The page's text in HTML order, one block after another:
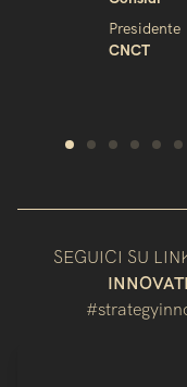
Presidente
CNCT
SEGUICI SU